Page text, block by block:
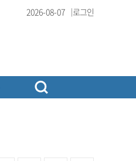
2026-08-07 로그인